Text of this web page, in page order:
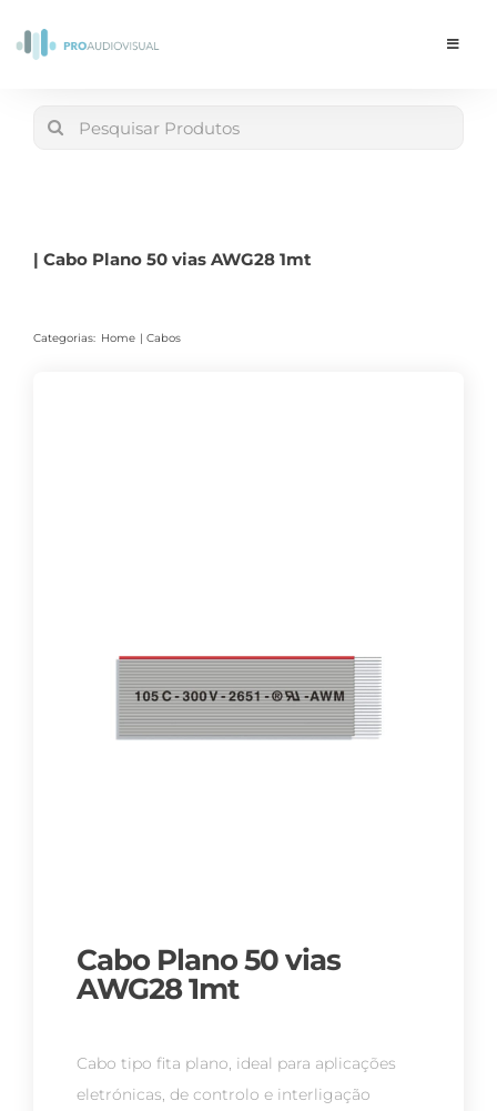
Toggle
Search
| Cabo Plano 50 vias AWG28 1mt
Categorias: Home Cabos
Cabo Plano 50 vias
AWG28 1mt
Cabo tipo fita plano, ideal para aplicações
eletrónicas, de controlo e interligação